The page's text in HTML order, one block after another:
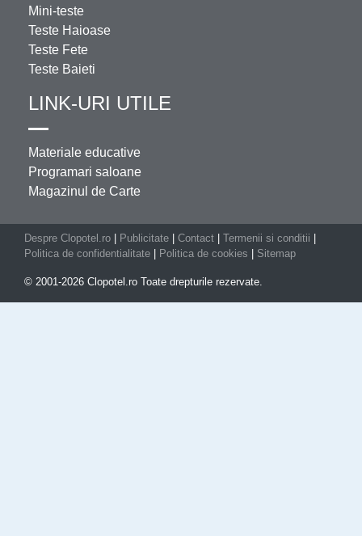
Mini-teste
Teste Haioase
Teste Fete
Teste Baieti
LINK-URI UTILE
Materiale educative
Programari saloane
Magazinul de Carte
Despre Clopotel.ro Publicitate Contact Termenii si conditii
Politica de confidentialitate
Politica de cookies Sitemap
© 2001-2026 Clopotel.ro Toate drepturile rezervate.